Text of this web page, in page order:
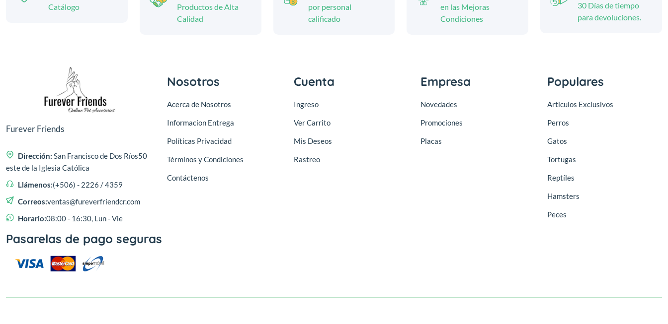
Catálogo
Productos de Alta
Calidad
por personal
calificado
en las Mejoras
Condiciones
30 Días de tiempo
para devoluciones.
Furever Friends
Dirección: San Francisco de Dos Ríos50
este de la Iglesia Católica
Llámenos:(+506) - 2226 / 4359
Correos:ventas@fureverfriendcr.com
Horario:08:00 - 16:30, Lun - Vie
Nosotros
Acerca de Nosotros
Informacion Entrega
Políticas Privacidad
Términos y Condiciones
Contáctenos
Cuenta
Ingreso
Ver Carrito
Mis Deseos
Rastreo
Empresa
Novedades
Promociones
Placas
Populares
Artículos Exclusivos
Perros
Gatos
Tortugas
Reptíles
Hamsters
Peces
Pasarelas de pago seguras